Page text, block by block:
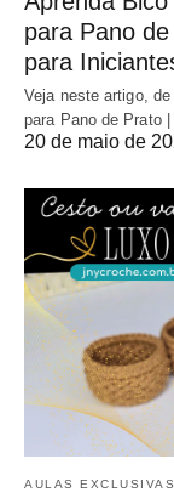
para Pano
para
Veja neste artigo,
para Pano de Prato
20 de maio de
AULAS EXCLUSIVAS